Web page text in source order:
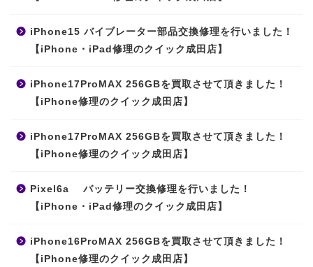
iPhone15 バイブレーター部品交換修理を行いました！
【iPhone・iPad修理のクイック成田店】
iPhone17ProMAX 256GBを買取させて頂きました！
【iPhone修理のクイック成田店】
iPhone17ProMAX 256GBを買取させて頂きました！
【iPhone修理のクイック成田店】
Pixel6a バッテリー交換修理を行いました！
【iPhone・iPad修理のクイック成田店】
iPhone16ProMAX 256GBを買取させて頂きました！
【iPhone修理のクイック成田店】